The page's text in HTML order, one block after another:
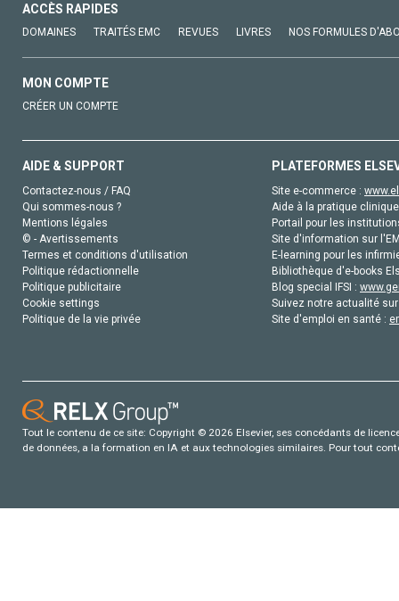
ACCÈS RAPIDES
DOMAINES TRAITÉS EMC REVUES LIVRES NOS FORMULES
MON COMPTE
CRÉER UN COMPTE
AIDE & SUPPORT
Contactez-nous / FAQ
Qui sommes-nous ?
Mentions légales
© - Avertissements
Termes et conditions d'utilisation
Politique rédactionnelle
Politique publicitaire
Cookie settings
Politique de la vie privée
PLATEFORMES
Site e-commerce :
Aide à la pratique
Portail pour les
Site d'information sur
E-learning pour les
Bibliothèque d'e-books
Blog special IFSI :
Suivez notre actualité
Site d'emploi en santé :
Tout le contenu de ce site: Copyright © 2026 Elsevier, ses concédants de
de données, a la formation en IA et aux technologies similaires. Pour tout